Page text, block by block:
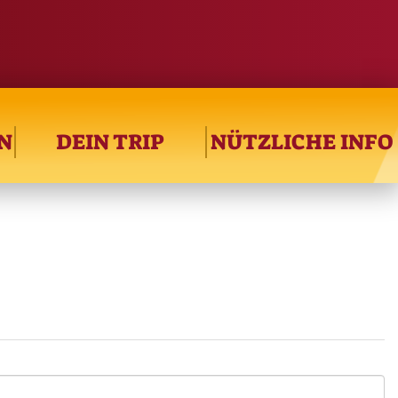
DEIN TRIP NÜTZLICHE INFO